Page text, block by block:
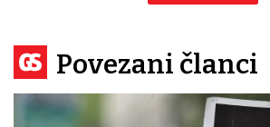
Povezani članci